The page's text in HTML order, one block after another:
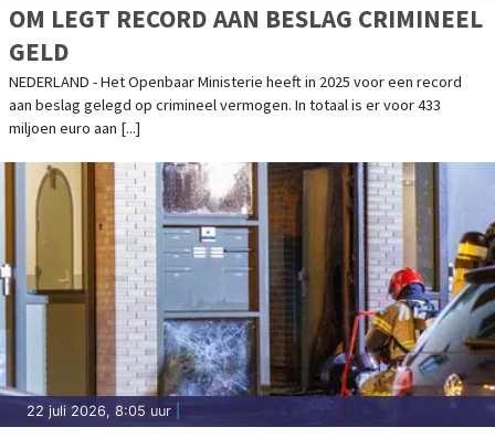
OM LEGT RECORD AAN BESLAG CRIMINEEL
GELD
NEDERLAND - Het Openbaar Ministerie heeft in 2025 voor een record
aan beslag gelegd op crimineel vermogen. In totaal is er voor 433
miljoen euro aan [...]
22 juli 2026, 8:05 uur